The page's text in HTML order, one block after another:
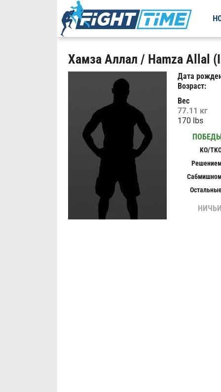
Хамза Аллал / Hamza Allal
Дата
Возраст:
Вес
77.11 кг
170 lbs
KO/
НИЧЬИ